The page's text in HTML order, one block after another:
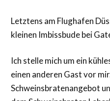
Letztens am Flughafen
kleinen Imbissbude bei
Ich stelle mich um ein
einen anderen Gast vor
Schweinsbratenangebot